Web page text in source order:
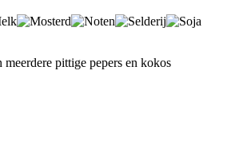
pittige pepers en kokos